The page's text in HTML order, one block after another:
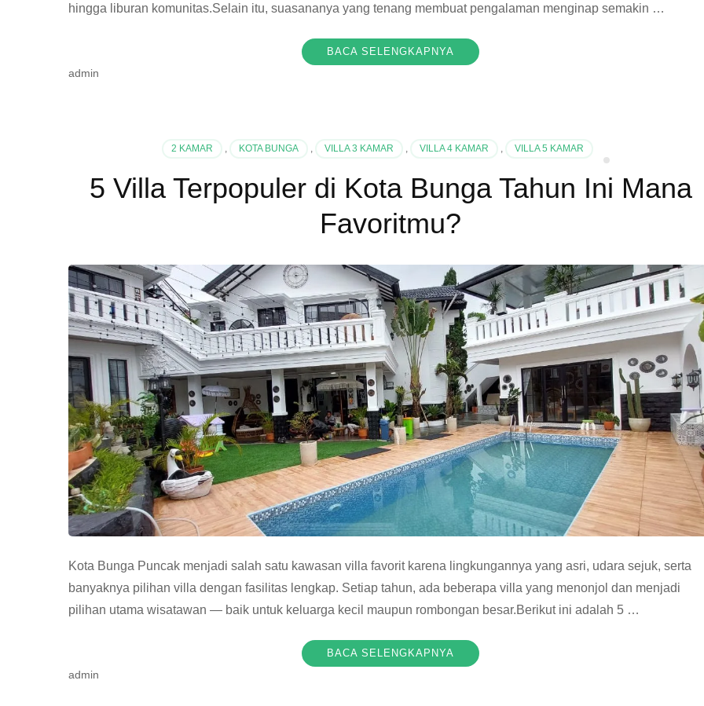
hingga liburan komunitas.Selain itu, suasananya yang tenang membuat pengalaman menginap semakin …
BACA SELENGKAPNYA
admin
2 KAMAR , KOTA BUNGA , VILLA 3 KAMAR , VILLA 4 KAMAR , VILLA 5 KAMAR
5 Villa Terpopuler di Kota Bunga Tahun Ini Mana
Favoritmu?
Kota Bunga Puncak menjadi salah satu kawasan villa favorit karena lingkungannya yang asri, udara sejuk, serta
banyaknya pilihan villa dengan fasilitas lengkap. Setiap tahun, ada beberapa villa yang menonjol dan menjadi
pilihan utama wisatawan — baik untuk keluarga kecil maupun rombongan besar.Berikut ini adalah 5 …
BACA SELENGKAPNYA
admin